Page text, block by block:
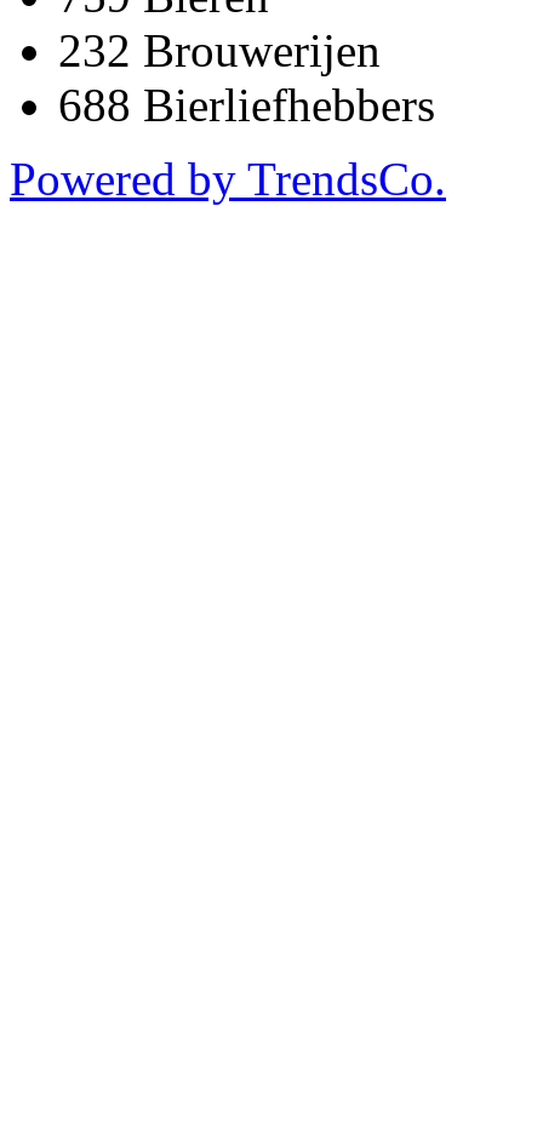
232 Brouwerijen
688 Bierliefhebbers
Powered by TrendsCo.